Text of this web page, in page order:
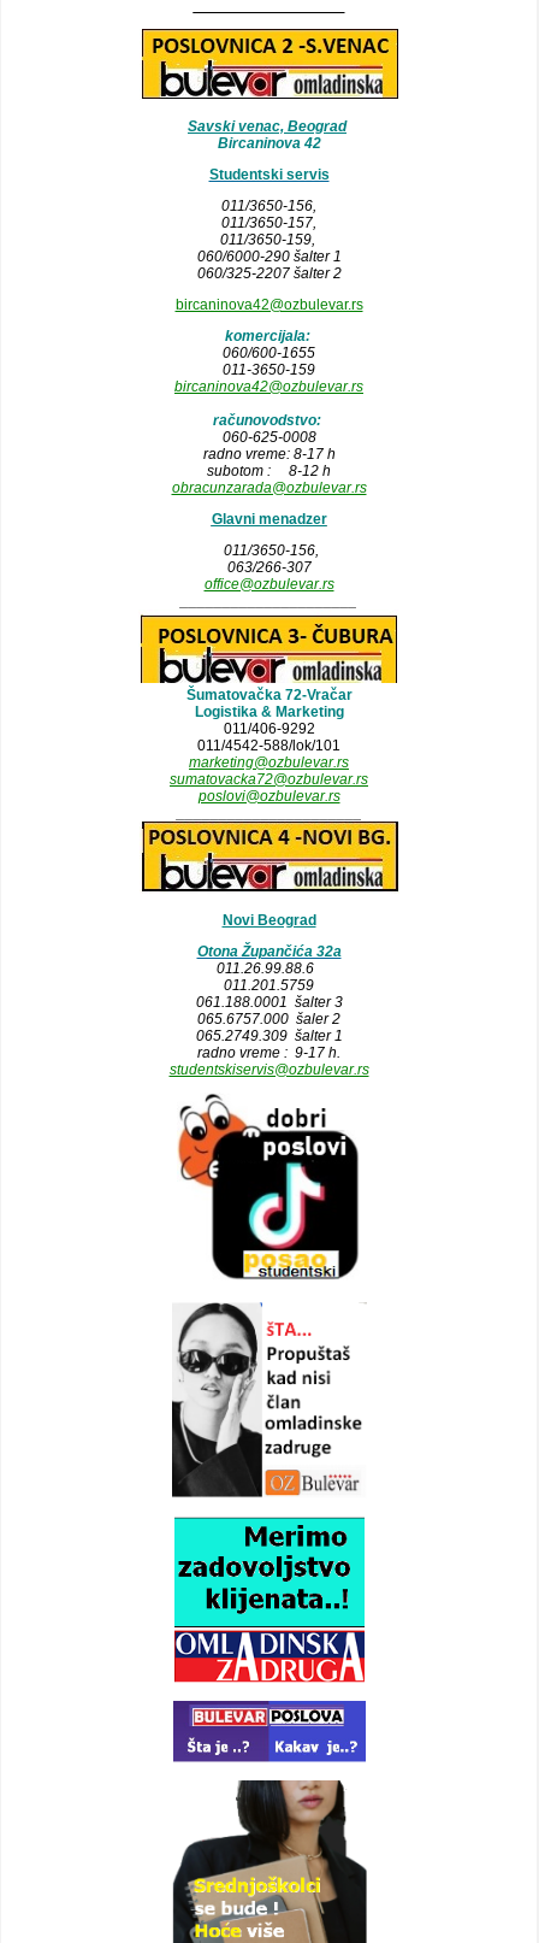
Savski venac, Beograd
Bircaninova 42
Studentski servis
011/3650-156,
011/3650-157,
011/3650-159,
060/6000-290 šalter 1
060/325-2207 šalter 2
bircaninova42@ozbulevar.rs
komercijala:
060/600-1655
011-3650-159
bircaninova42@ozbulevar.rs
računovodstvo:
060-625-0008
radno vreme: 8-17 h
subotom : 8-12 h
obracunzarada@ozbulevar.rs
Glavni menadzer
011/3650-156,
063/266-307
office@ozbulevar.rs
Šumatovačka 72-Vračar
Logistika & Marketing
011/406-9292
011/4542-588/lok/101
marketing@ozbulevar.rs
sumatovacka72@ozbulevar.rs
poslovi@ozbulevar.rs
Novi Beograd
Otona Župančića 32a
011.26.99.88.6
011.201.5759
061.188.0001 šalter 3
065.6757.000 šaler 2
065.2749.309 šalter 1
radno vreme : 9-17 h.
studentskiservis@ozbulevar.rs